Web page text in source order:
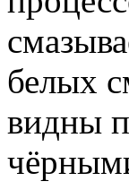
белых
видны